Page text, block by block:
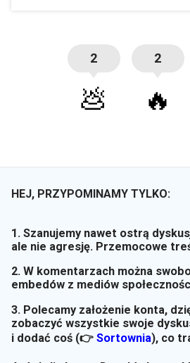
2
💩
2
🔥
HEJ, PRZYPOMINAMY TYLKO:
1. Szanujemy nawet ostrą
ale nie agresję. Przemocowe
2. W komentarzach można
embedów z mediów
3. Polecamy założenie konta,
zobaczyć wszystkie swoje
i dodać coś (👉 Sortownia), co